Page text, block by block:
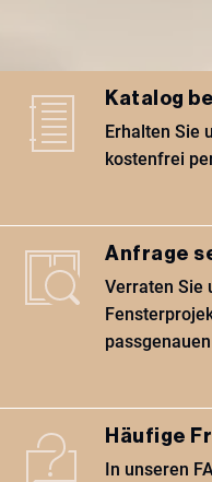
Katalog
Erhalten Sie
kostenfrei
Anfrage
Verraten Sie
Häufige
In unseren